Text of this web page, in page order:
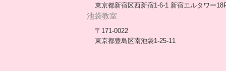
東京都新宿区西新宿1-6-1 新宿エルタワー
池袋教室
〒171-0022
東京都豊島区南池袋1-25-11